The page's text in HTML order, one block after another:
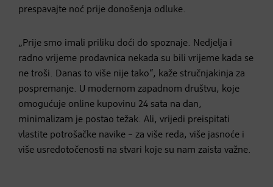
prespavajte noć prije donošenja odluke.
„Prije smo imali priliku doći do spoznaje. Nedjelja i
radno vrijeme prodavnica nekada su bili vrijeme kada se
ne troši. Danas to više nije tako“, kaže stručnjakinja za
pospremanje. U modernom zapadnom društvu, koje
omogućuje online kupovinu 24 sata na dan,
minimalizam je postao težak. Ali, vrijedi preispitati
vlastite potrošačke navike – za više reda, više jasnoće i
više usredotočenosti na stvari koje su nam zaista važne.